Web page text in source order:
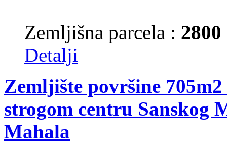
Zemljišna parcela : 2800
Detalji
Zemljište površine
strogom centru Sanskog
Mahala